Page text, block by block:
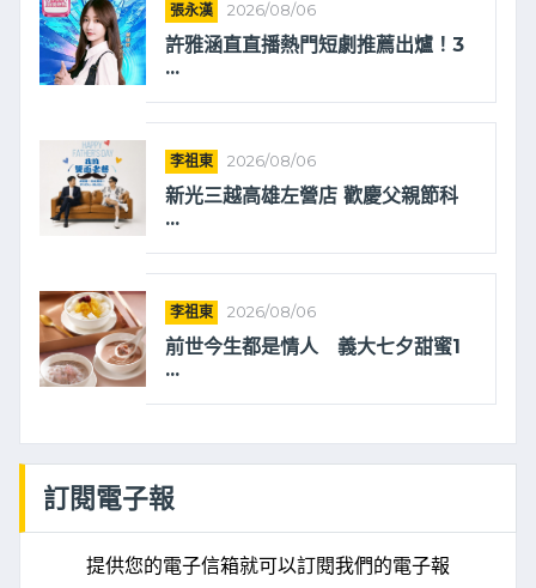
張永漢 2026/08/06
許雅涵直直播熱門短劇推薦出爐！3
...
李祖東 2026/08/06
新光三越高雄左營店 歡慶父親節科
...
李祖東 2026/08/06
前世今生都是情人 義大七夕甜蜜1
...
訂閱電子報
提供您的電子信箱就可以訂閱我們的電子報